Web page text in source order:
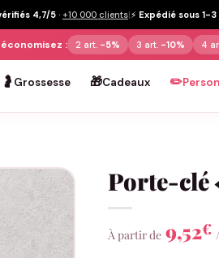
4,7/5 · +10 000 clients|⚡ Expédié sous 1-
: 2 art. -5% 3 art. -10% 4
🤰 Grossesse 🎁Cadeaux ✏️
Porte-clé
À partir de 9,52€